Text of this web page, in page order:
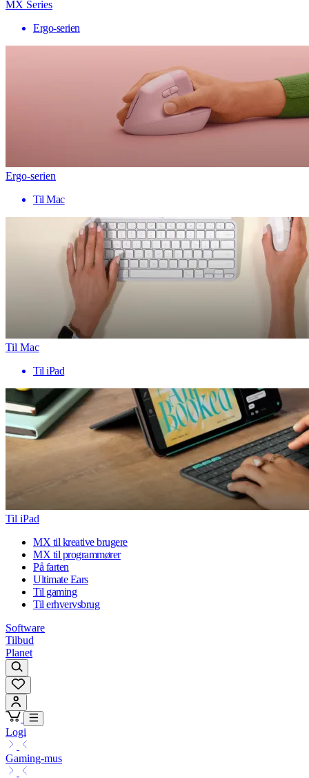
MX Series
Ergo-serien
Ergo-serien
Til Mac
Til Mac
Til iPad
Til iPad
MX til kreative brugere
MX til programmører
På farten
Ultimate Ears
Til gaming
Til erhvervsbrug
Software
Tilbud
Planet
Logi
Gaming-mus